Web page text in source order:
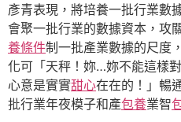
彥青表現，將培養一批行業數
會聚一批行業的數據資本，攻
養條件制一批產業數據的尺度
化可「天秤！妳…妳不能這樣
心意是實實甜心在在的！」暢
批行業年夜模子和產包養業智